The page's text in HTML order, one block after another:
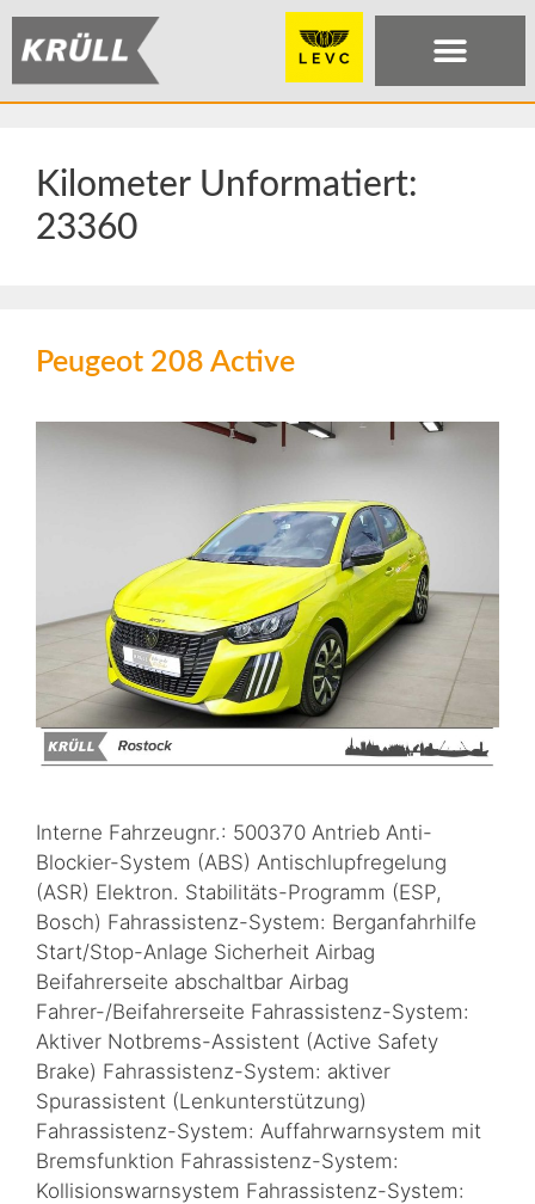
Kilometer Unformatiert:
23360
Peugeot 208 Active
Interne Fahrzeugnr.: 500370 Antrieb Anti-
Blockier-System (ABS) Antischlupfregelung
(ASR) Elektron. Stabilitäts-Programm (ESP,
Bosch) Fahrassistenz-System: Berganfahrhilfe
Start/Stop-Anlage Sicherheit Airbag
Beifahrerseite abschaltbar Airbag
Fahrer-/Beifahrerseite Fahrassistenz-System:
Aktiver Notbrems-Assistent (Active Safety
Brake) Fahrassistenz-System: aktiver
Spurassistent (Lenkunterstützung)
Fahrassistenz-System: Auffahrwarnsystem mit
Bremsfunktion Fahrassistenz-System:
Kollisionswarnsystem Fahrassistenz-System: